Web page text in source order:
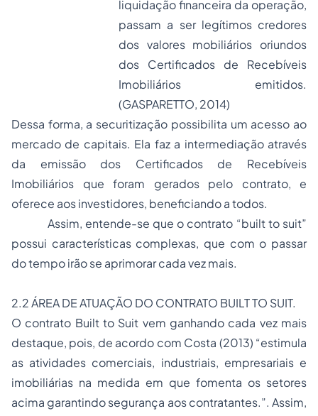
liquidação financeira da operação,
passam a ser legítimos credores
dos valores mobiliários oriundos
dos Certificados de Recebíveis
Imobiliários emitidos.
(GASPARETTO, 2014)
Dessa forma, a securitização possibilita um acesso ao
mercado de capitais. Ela faz a intermediação através
da emissão dos Certificados de Recebíveis
Imobiliários que foram gerados pelo contrato, e
oferece aos investidores, beneficiando a todos.
Assim, entende-se que o contrato “built to suit”
possui características complexas, que com o passar
do tempo irão se aprimorar cada vez mais.
2.2 ÁREA DE ATUAÇÃO DO CONTRATO BUILT TO SUIT.
O contrato Built to Suit vem ganhando cada vez mais
destaque, pois, de acordo com Costa (2013) “estimula
as atividades comerciais, industriais, empresariais e
imobiliárias na medida em que fomenta os setores
acima garantindo segurança aos contratantes.”. Assim,